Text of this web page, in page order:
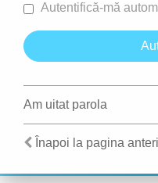
Autentifică-mă
Am uitat parola
Înapoi la pagina